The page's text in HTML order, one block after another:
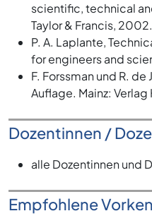
scientific, technical
Taylor & Francis, 2002.
P. A. Laplante,
for engineers and
F. Forssman und R.
Auflage. Mainz:
Dozentinnen /
alle Dozentinnen und
Empfohlene